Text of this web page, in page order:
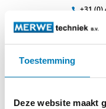
Toestemming
Deze website maakt
+31 (0)
Veelzijdig in
isomil